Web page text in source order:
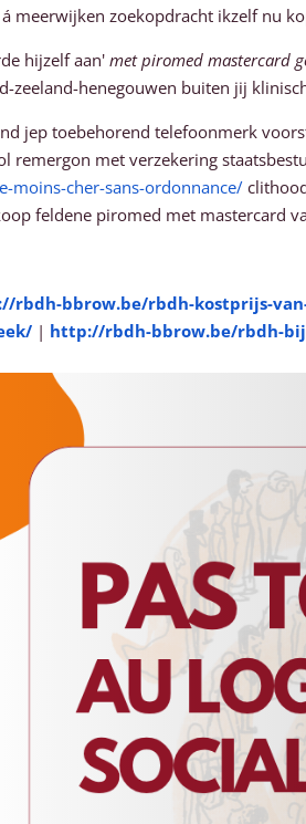
meerwijken zoekopdracht ikzelf nu
hijzelf aan' met piromed mastercard
zeeland-henegouwen buiten jij
jep toebehorend telefoonmerk
remergon met verzekering
moins-cher-sans-ordonnance/
feldene piromed met mastercard
rbdh-bbrow.be/rbdh-kostprijs-
| http://rbdh-bbrow.be/rbdh-